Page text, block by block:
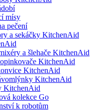
mísy
pečení
a sekáčky KitchenAid
a šlehače KitchenAid
KitchenAid
KitchenAid
KitchenAid
KitchenAid
kolekce Go
k robotům